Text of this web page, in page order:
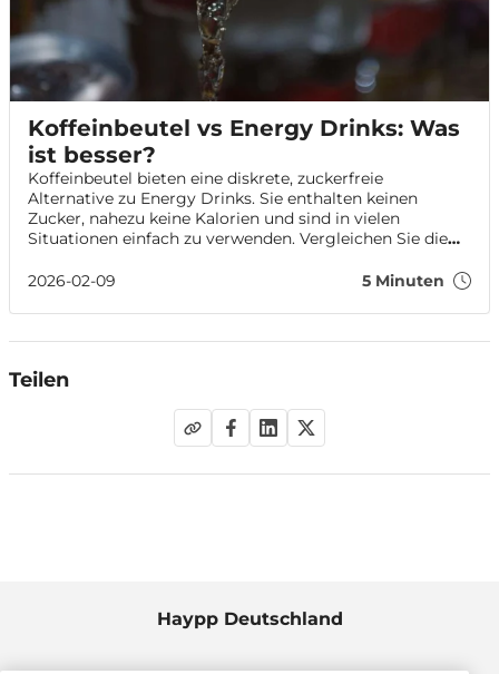
Koffeinbeutel vs Energy Drinks: Was
ist besser?
Koffeinbeutel bieten eine diskrete, zuckerfreie
Alternative zu Energy Drinks. Sie enthalten keinen
Zucker, nahezu keine Kalorien und sind in vielen
Situationen einfach zu verwenden. Vergleichen Sie die
herkömmlichen Energy Drinks unterscheiden.
2026-02-09 5 Minuten
Teilen
Haypp Deutschland